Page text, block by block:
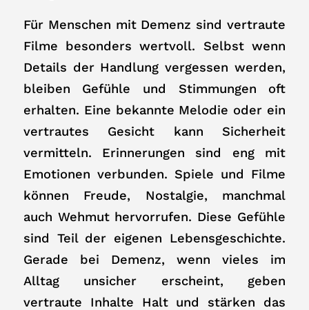
Für Menschen mit Demenz sind vertraute
Filme besonders wertvoll. Selbst wenn
Details der Handlung vergessen werden,
bleiben Gefühle und Stimmungen oft
erhalten. Eine bekannte Melodie oder ein
vertrautes Gesicht kann Sicherheit
vermitteln. Erinnerungen sind eng mit
Emotionen verbunden. Spiele und Filme
können Freude, Nostalgie, manchmal
auch Wehmut hervorrufen. Diese Gefühle
sind Teil der eigenen Lebensgeschichte.
Gerade bei Demenz, wenn vieles im
Alltag unsicher erscheint, geben
vertraute Inhalte Halt und stärken das